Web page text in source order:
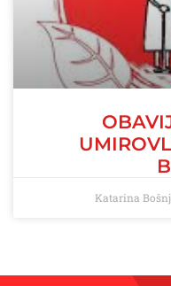
Katarina